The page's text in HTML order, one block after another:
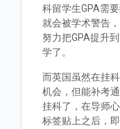
科留学生GPA需
就会被学术警告
努力把GPA提升
学了。
而英国虽然在挂
机会，但能补考
挂科了，在导师
标签贴上之后，